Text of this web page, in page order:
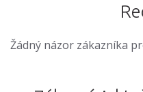
Žádný názor zákazníka